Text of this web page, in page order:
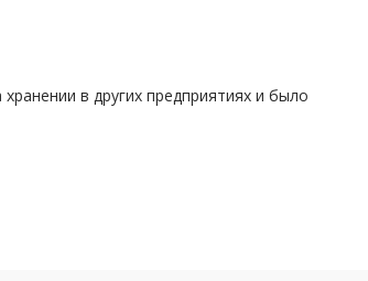
в других предприятиях и было